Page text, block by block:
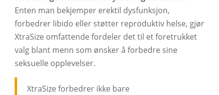
Enten man bekjemper erektil dysfunksjon,
forbedrer libido eller støtter reproduktiv helse, gjør
XtraSize omfattende fordeler det til et foretrukket
valg blant menn som ønsker å forbedre sine
seksuelle opplevelser.
XtraSize forbedrer ikke bare